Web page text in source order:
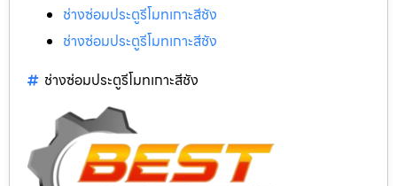
ช่างซ่อมประตูรีโมทเกาะสีชัง
ช่างซ่อมประตูรีโมทเกาะสีชัง
ช่างซ่อมประตูรีโมทเกาะสีชัง